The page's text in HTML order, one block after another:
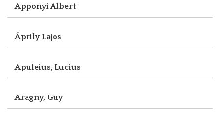
Apponyi Albert
Áprily Lajos
Apuleius, Lucius
Aragny, Guy